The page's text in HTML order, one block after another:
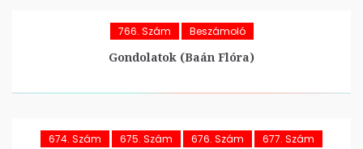
766. Szám Beszámoló
Gondolatok (Baán Flóra)
674. Szám 675. Szám 676. Szám
677. Szám